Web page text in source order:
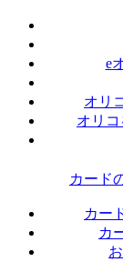
e
オリ
オリ
カード
カー
カ